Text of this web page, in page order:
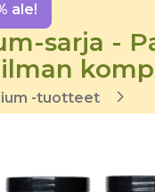
ale!
sarja -
-tuotteet